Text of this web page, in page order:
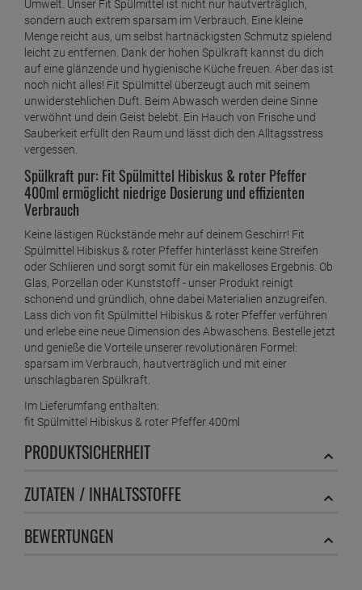
Umwelt. Unser Fit Spülmittel ist nicht nur hautverträglich,
sondern auch extrem sparsam im Verbrauch. Eine kleine
Menge reicht aus, um selbst hartnäckigsten Schmutz spielend
leicht zu entfernen. Dank der hohen Spülkraft kannst du dich
auf eine glänzende und hygienische Küche freuen. Aber das ist
noch nicht alles! Fit Spülmittel überzeugt auch mit seinem
unwiderstehlichen Duft. Beim Abwasch werden deine Sinne
verwöhnt und dein Geist belebt. Ein Hauch von Frische und
Sauberkeit erfüllt den Raum und lässt dich den Alltagsstress
vergessen.
Spülkraft pur: Fit Spülmittel Hibiskus & roter Pfeffer
400ml ermöglicht niedrige Dosierung und effizienten
Verbrauch
Keine lästigen Rückstände mehr auf deinem Geschirr! Fit
Spülmittel Hibiskus & roter Pfeffer hinterlässt keine Streifen
oder Schlieren und sorgt somit für ein makelloses Ergebnis. Ob
Glas, Porzellan oder Kunststoff - unser Produkt reinigt
schonend und gründlich, ohne dabei Materialien anzugreifen.
Lass dich von fit Spülmittel Hibiskus & roter Pfeffer verführen
und erlebe eine neue Dimension des Abwaschens. Bestelle jetzt
und genieße die Vorteile unserer revolutionären Formel:
sparsam im Verbrauch, hautverträglich und mit einer
unschlagbaren Spülkraft.
Im Lieferumfang enthalten:
fit Spülmittel Hibiskus & roter Pfeffer 400ml
PRODUKTSICHERHEIT
ZUTATEN / INHALTSSTOFFE
BEWERTUNGEN